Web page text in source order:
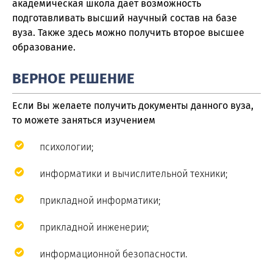
академическая школа дает возможность
подготавливать высший научный состав на базе
вуза. Также здесь можно получить второе высшее
образование.
ВЕРНОЕ РЕШЕНИЕ
Если Вы желаете получить документы данного вуза,
то можете заняться изучением
психологии;
информатики и вычислительной техники;
прикладной информатики;
прикладной инженерии;
информационной безопасности.